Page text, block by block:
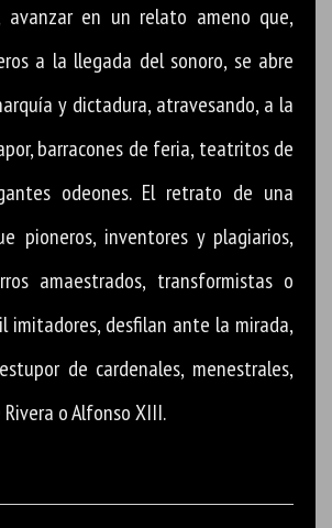
en un relato ameno que,
a la llegada del sonoro, se abre
y dictadura, atravesando, a la
barracones de feria, teatritos de
odeones. El retrato de una
pioneros, inventores y plagiarios,
amaestrados, transformistas o
imitadores, desfilan ante la mirada,
de cardenales, menestrales,
o Alfonso XIII.